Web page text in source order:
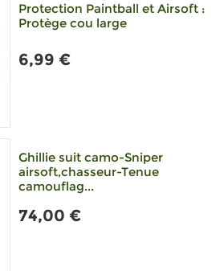
Protection Paintball et Airsoft :
Protège cou large
6,99 €
Ghillie suit camo-Sniper
airsoft,chasseur-Tenue
camouflag...
74,00 €